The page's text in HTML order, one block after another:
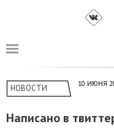
НОВОСТИ 10 ИЮНЯ
Написано в